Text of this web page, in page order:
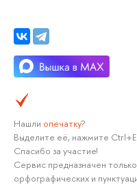
Нашли опечатку?
Выделите её, нажмите
Спасибо за участие!
Сервис предназначен
орфографических и